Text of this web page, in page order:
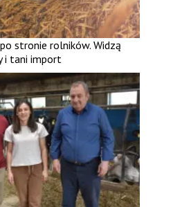
stronie rolników. Widzą
i tani import